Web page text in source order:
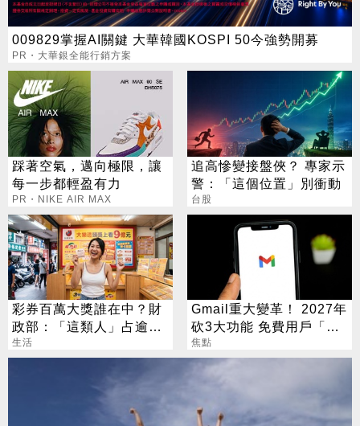
009829掌握AI關鍵 大華韓國KOSPI 50今強勢開募
PR・大華銀全能行銷方案
踩著空氣，邁向極限，讓
每一步都輕盈有力
PR・NIKE AIR MAX
追高慘變接盤俠？ 專家示
警：「這個位置」別衝動
台股
彩券百萬大獎誰在中？財
政部：「這類人」占逾6
成
生活
Gmail重大變革！ 2027年
砍3大功能 免費用戶「這
好康」不能用了
焦點